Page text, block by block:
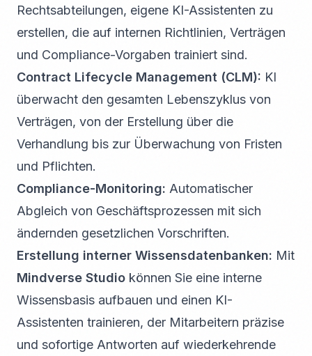
Rechtsabteilungen, eigene KI-Assistenten zu
erstellen, die auf internen Richtlinien, Verträgen
und Compliance-Vorgaben trainiert sind.
Contract Lifecycle Management (CLM): KI
überwacht den gesamten Lebenszyklus von
Verträgen, von der Erstellung über die
Verhandlung bis zur Überwachung von Fristen
und Pflichten.
Compliance-Monitoring: Automatischer
Abgleich von Geschäftsprozessen mit sich
ändernden gesetzlichen Vorschriften.
Erstellung interner Wissensdatenbanken: Mit
Mindverse Studio können Sie eine interne
Wissensbasis aufbauen und einen KI-
Assistenten trainieren, der Mitarbeitern präzise
und sofortige Antworten auf wiederkehrende